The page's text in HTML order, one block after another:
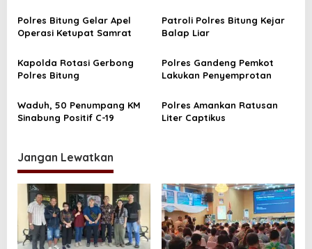
i
p
o
s
Polres Bitung Gelar Apel
Operasi Ketupat Samrat
Patroli Polres Bitung Kejar
Balap Liar
Kapolda Rotasi Gerbong
Polres Bitung
Polres Gandeng Pemkot
Lakukan Penyemprotan
Waduh, 50 Penumpang KM
Sinabung Positif C-19
Polres Amankan Ratusan
Liter Captikus
Jangan Lewatkan